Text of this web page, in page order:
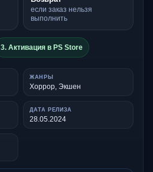
если заказ нельзя
выполнить
3. Активация в PS Store
ЖАНРЫ
Хоррор, Экшен
ДАТА РЕЛИЗА
28.05.2024